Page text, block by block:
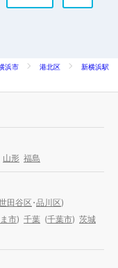
浜市 港北区
新横浜駅
山形 福島
田谷区・品川区)
市) 千葉 (千葉市) 茨城